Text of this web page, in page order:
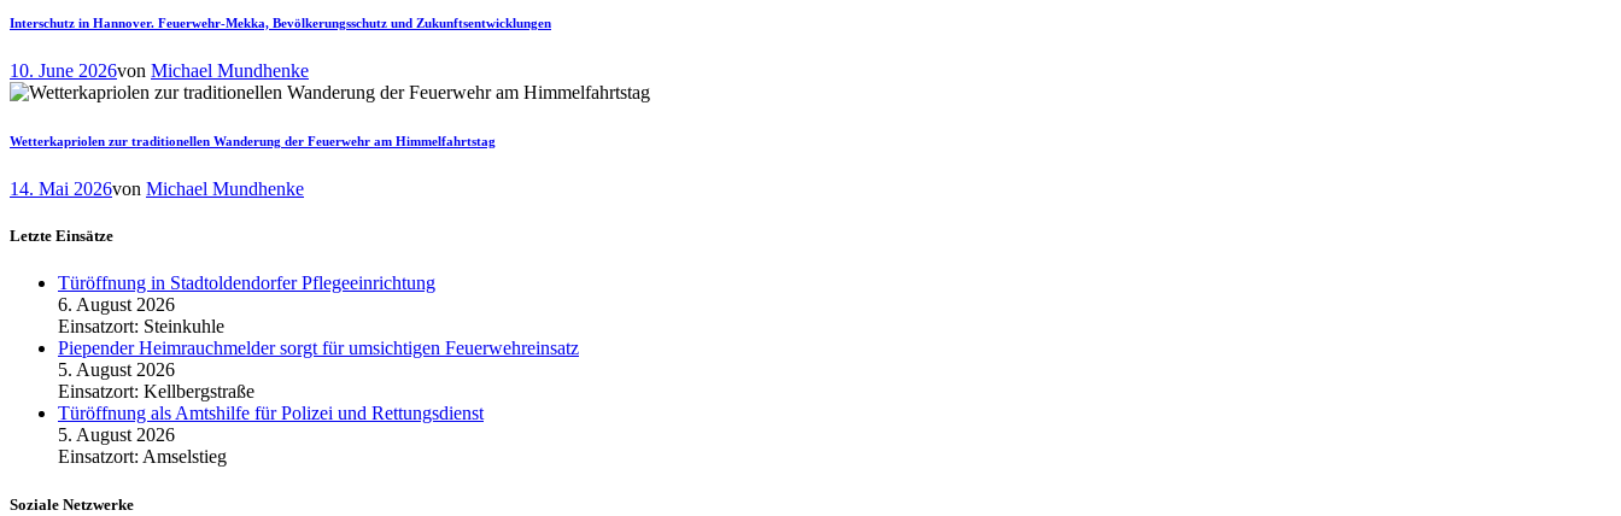
Interschutz in Hannover. Feuerwehr-Mekka, Bevölkerungsschutz und Zukunftsentwicklungen
10. June 2026von Michael Mundhenke
Wetterkapriolen zur traditionellen Wanderung der Feuerwehr am Himmelfahrtstag
14. Mai 2026von Michael Mundhenke
Letzte Einsätze
Türöffnung in Stadtoldendorfer Pflegeeinrichtung
6. August 2026
Einsatzort: Steinkuhle
Piepender Heimrauchmelder sorgt für umsichtigen Feuerwehreinsatz
5. August 2026
Einsatzort: Kellbergstraße
Türöffnung als Amtshilfe für Polizei und Rettungsdienst
5. August 2026
Einsatzort: Amselstieg
Soziale Netzwerke